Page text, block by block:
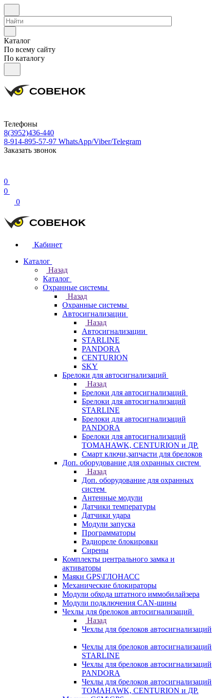
Каталог
По всему сайту
По каталогу
Телефоны
8(3952)436-440
8-914-895-57-97 WhatsApp/Viber/Telegram
Заказать звонок
0
0
0
Кабинет
Каталог
Назад
Каталог
Охранные системы
Назад
Охранные системы
Автосигнализации
Назад
Автосигнализации
STARLINE
PANDORA
CENTURION
SKY
Брелоки для автосигнализаций
Назад
Брелоки для автосигнализаций
Брелоки для автосигнализаций
STARLINE
Брелоки для автосигнализаций
PANDORA
Брелоки для автосигнализаций
TOMAHAWK, CENTURION и ДР.
Смарт ключи,запчасти для брелоков
Доп. оборудование для охранных систем
Назад
Доп. оборудование для охранных
систем
Антенные модули
Датчики температуры
Датчики удара
Модули запуска
Программаторы
Радиореле блокировки
Сирены
Комплекты центрального замка и
активаторы
Маяки GPS\ГЛОНАСС
Механические блокираторы
Модули обхода штатного иммобилайзера
Модули подключения CAN-шины
Чехлы для брелоков автосигнализаций
Назад
Чехлы для брелоков автосигнализаций
Чехлы для брелоков автосигнализаций
STARLINE
Чехлы для брелоков автосигнализаций
PANDORA
Чехлы для брелоков автосигнализаций
TOMAHAWK, CENTURION и ДР.